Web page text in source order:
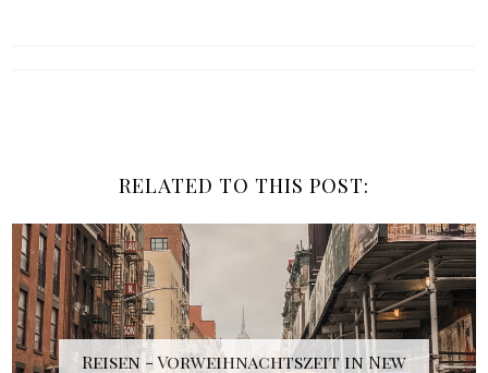
RELATED TO THIS POST:
Reisen - Vorweihnachtszeit in New